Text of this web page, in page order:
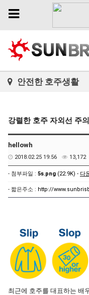
Toggle
안전한 호주생활
강렬한 호주 자외선 주의
hellowh
2018.02.25 19:56 13,172
- 첨부파일 : 5s.png (22.9K) - 다
- 짧은주소 : http://
최근에 호주를 대표하는 배